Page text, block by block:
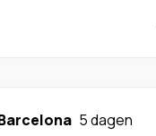
5 dagen